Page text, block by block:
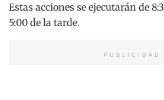
Estas acciones se ejecutarán de
5:00 de la tarde.
PUBLICIDAD